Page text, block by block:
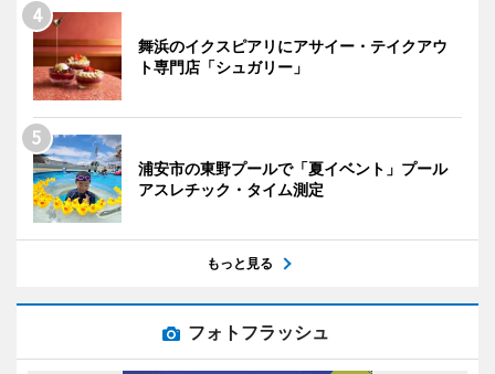
舞浜のイクスピアリにアサイー・テイクアウ
ト専門店「シュガリー」
浦安市の東野プールで「夏イベント」プール
アスレチック・タイム測定
もっと見る
フォトフラッシュ